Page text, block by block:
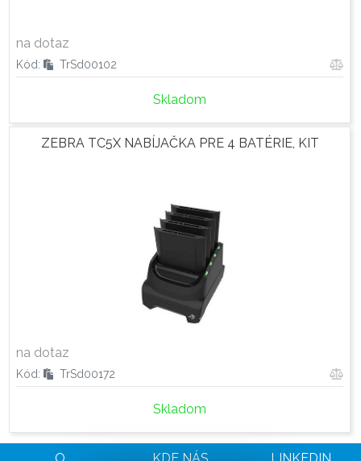
na dotaz
Kód: TrSd00102
Skladom
ZEBRA TC5X NABÍJAČKA PRE 4 BATÉRIE, KIT
na dotaz
Kód: TrSd00172
Skladom